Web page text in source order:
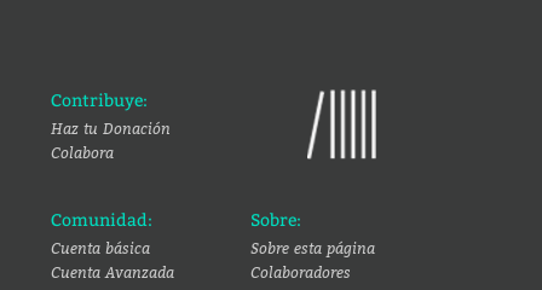
Contribuye:
Haz tu Donación
Colabora
Comunidad:
Cuenta básica
Cuenta Avanzada
Sobre:
Sobre esta página
Colaboradores